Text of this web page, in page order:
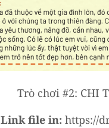
Trò chơi #2: CHI
Link file in:https://